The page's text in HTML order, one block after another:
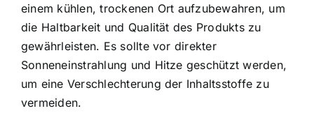
einem kühlen, trockenen Ort aufzubewahren, um
die Haltbarkeit und Qualität des Produkts zu
gewährleisten. Es sollte vor direkter
Sonneneinstrahlung und Hitze geschützt werden,
um eine Verschlechterung der Inhaltsstoffe zu
vermeiden.